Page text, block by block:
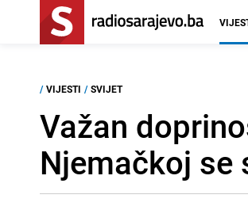
/ VIJESTI / SVIJET
Važan
Njemačkoj se